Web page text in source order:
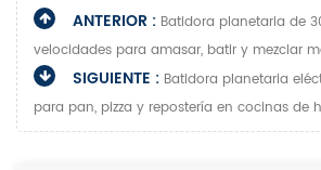
ANTERIOR : Batidora planetaria de
velocidades para amasar, batir y mezclar
SIGUIENTE : Batidora planetaria
para pan, pizza y repostería en cocinas de